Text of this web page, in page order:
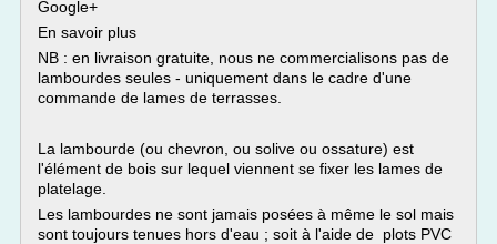
Google+
En savoir plus
NB : en livraison gratuite, nous ne commercialisons pas de
lambourdes seules - uniquement dans le cadre d'une
commande de lames de terrasses.
La lambourde (ou chevron, ou solive ou ossature) est
l'élément de bois sur lequel viennent se fixer les lames de
platelage.
Les lambourdes ne sont jamais posées à même le sol mais
sont toujours tenues hors d'eau ; soit à l'aide de plots PVC